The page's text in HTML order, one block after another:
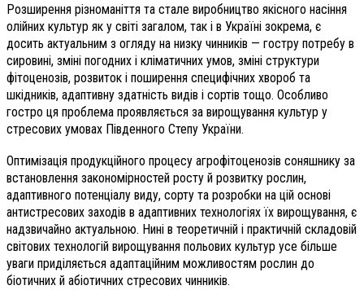
Розширення різноманіття та стале виробництво якісного насіння
олійних культур як у світі загалом, так і в Україні зокрема, є
досить актуальним з огляду на низку чинників — гостру потребу в
сировині, зміні погодних і кліматичних умов, зміні структури
фітоценозів, розвиток і поширення специфічних хвороб та
шкідників, адаптивну здатність видів і сортів тощо. Особливо
гостро ця проблема проявляється за вирощування культур у
стресових умовах Південного Степу України.
Оптимізація продукційного процесу агрофітоценозів соняшнику за
встановлення закономірностей росту й розвитку рослин,
адаптивного потенціалу виду, сорту та розробки на цій основі
антистресових заходів в адаптивних технологіях їх вирощування, є
надзвичайно актуальною. Нині в теоретичній і практичній складовій
світових технологій вирощування польових культур усе більше
уваги приділяється адаптаційним можливостям рослин до
біотичних й абіотичних стресових чинників.